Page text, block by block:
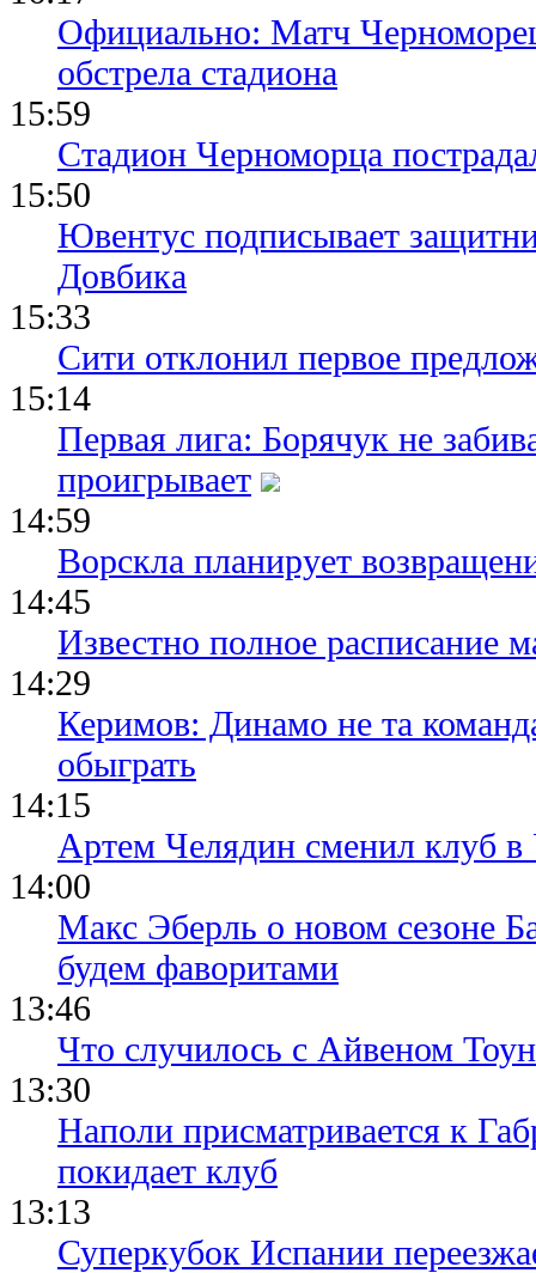
Официально: Матч
обстрела стадиона
15:59
Стадион Черноморца
15:50
Ювентус подписывает
Довбика
15:33
Сити отклонил первое
15:14
Первая лига: Борячук не
проигрывает
14:59
Ворскла планирует
14:45
Известно полное расписание
14:29
Керимов: Динамо не та
обыграть
14:15
Артем Челядин сменил клуб
14:00
Макс Эберль о новом сезоне
будем фаворитами
13:46
Что случилось с Айвеном
13:30
Наполи присматривается к
покидает клуб
13:13
Суперкубок Испании